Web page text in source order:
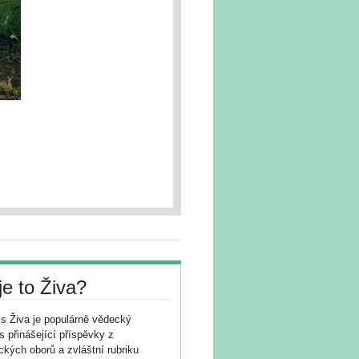
to Živa?
Živa je populárně vědecký
přinášející příspěvky z
oborů a zvláštní rubriku